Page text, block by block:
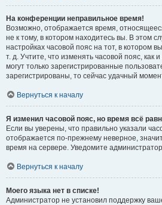
На конференции неправильное время!
Возможно, отображается время,
не к тому, в котором находитесь вы. В этом
настройках часовой пояс на тот, в котором
т. д. Учтите, что изменять часовой пояс, как
могут только зарегистрированные
зарегистрированы, то сейчас удачный
Вернуться к началу
Я изменил часовой пояс, но время всё
Если вы уверены, что правильно указали
отображается по-прежнему неверное,
время на сервере. Уведомите
Вернуться к началу
Моего языка нет в списке!
Администратор не установил поддержку